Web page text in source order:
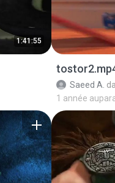
1:41:55
Saeed A.
1 année